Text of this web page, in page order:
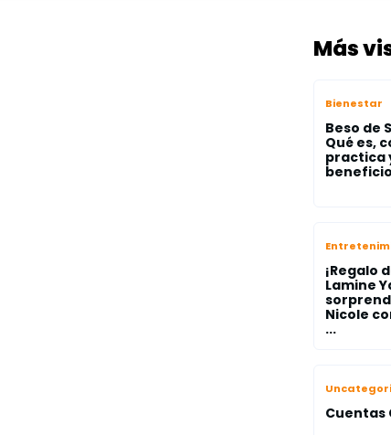
Más
Bienestar
Beso de
Qué es,
practica
¡Regalo
Lamine
Nicole
...
Cuentas